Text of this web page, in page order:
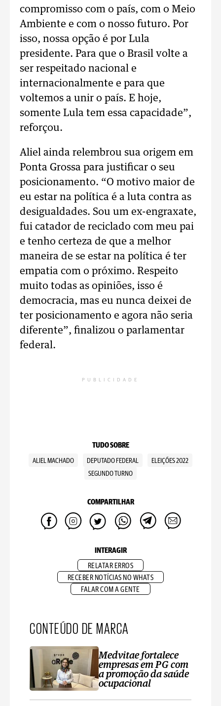
compromisso com o país, com o Meio
Ambiente e com o nosso futuro. Por
isso, nossa opção é por Lula
presidente. Para que o Brasil volte a
ser respeitado nacional e
internacionalmente e para que
voltemos a unir o país. E hoje,
somente Lula tem essa capacidade”,
reforçou.
Aliel ainda relembrou sua origem em
Ponta Grossa para justificar o seu
posicionamento. “O motivo maior de
eu estar na política é a luta contra as
desigualdades. Sou um ex-engraxate,
fui catador de reciclado com meu pai
e tenho certeza de que a melhor
maneira de se estar na política é ter
empatia com o próximo. Respeito
muito todas as opiniões, isso é
democracia, mas eu nunca deixei de
ter posicionamento e agora não seria
diferente”, finalizou o parlamentar
federal.
PUBLICIDADE
TUDO SOBRE
ALIEL MACHADO DEPUTADO FEDERAL
ELEIÇÕES 2022
SEGUNDO TURNO
COMPARTILHAR
INTERAGIR
RELATAR ERROS
RECEBER NOTÍCIAS NO WHATS
FALAR COM A GENTE
CONTEÚDO DE MARCA
Medvitae fortalece
empresas em PG com
a promoção da saúde
ocupacional